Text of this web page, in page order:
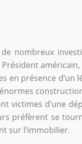
nombreux
Président
en présence d’un
victimes d’une
préfèrent se
sur l’immobilier.